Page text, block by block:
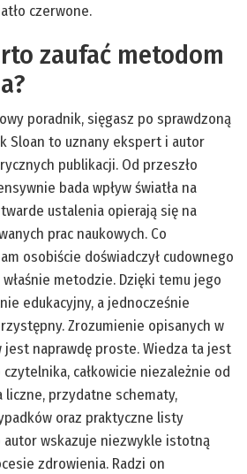
czerwone.
zaufać metodom
poradnik, sięgasz po sprawdzoną
Sloan to uznany ekspert i autor
publikacji. Od przeszło
bada wpływ światła na
ustalenia opierają się na
prac naukowych. Co
osobiście doświadczył cudownego
metodzie. Dzięki temu jego
edukacyjny, a jednocześnie
Zrozumienie opisanych w
jest naprawdę proste. Wiedza ta jest
całkowicie niezależnie od
liczne, przydatne schematy,
oraz praktyczne listy
wskazuje niezwykle istotną
zdrowienia. Radzi on